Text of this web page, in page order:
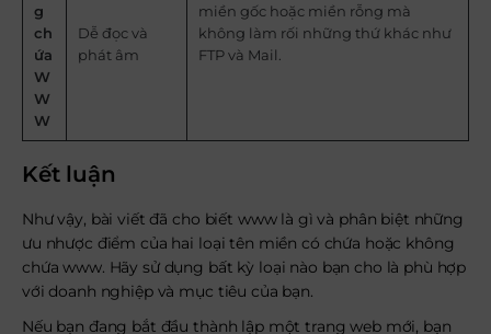
g
ch
ứa
W
W
W
Dễ đọc và
phát âm
miền gốc hoặc miền rỗng mà
không làm rối những thứ khác như
FTP và Mail.
Kết luận
Như vậy, bài viết đã cho biết www là gì và phân biệt những
ưu nhược điểm của hai loại tên miền có chứa hoặc không
chứa www. Hãy sử dụng bất kỳ loại nào bạn cho là phù hợp
với doanh nghiệp và mục tiêu của bạn.
Nếu bạn đang bắt đầu thành lập một trang web mới, bạn